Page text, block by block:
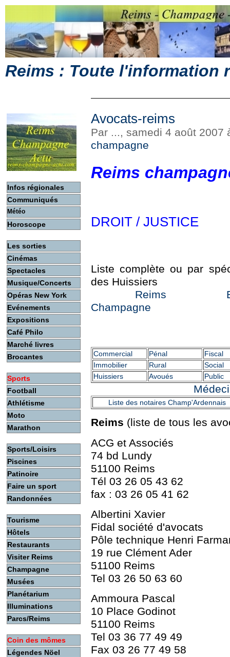
Reims : Toute l'information
Infos régionales
Communiqués
Météo
Horoscope
Les sorties
Cinémas
Spectacles
Musique/Concerts
Opéras New York
Evénements
Expositions
Café Philo
Marché livres
Brocantes
Sports
Football
Athlétisme
Moto
Marathon
Sports/Loisirs
Piscines
Patinoire
Faire un sport
Randonnées
Tourisme
Hôtels
Restaurants
Visiter Reims
Champagne
Musées
Planétarium
Illuminations
Parcs/Reims
Coin des mômes
Légendes Nöel
Avocats-reims
Par ..., samedi 4 août 2007
champagne
Reims
DROIT / JUSTICE
Liste complète ou par
des Huissiers
Reims
Champagne
Commercial Pénal
Fiscal
Immobilier
Rural
Social
Huissiers
Avoués Public
Liste des notaires Champ'Ardennais
Reims (liste de tous les
ACG et Associés
74 bd Lundy
51100 Reims
Tél 03 26 05 43 62
fax : 03 26 05 41 62
Albertini Xavier
Fidal société d'avocats
Pôle technique Henri
19 rue Clément Ader
51100 Reims
Tel 03 26 50 63 60
Ammoura
10 Place Godinot
51100 Reims
Tel 03 36 77 49 49
Fax 03 26 77 49 58